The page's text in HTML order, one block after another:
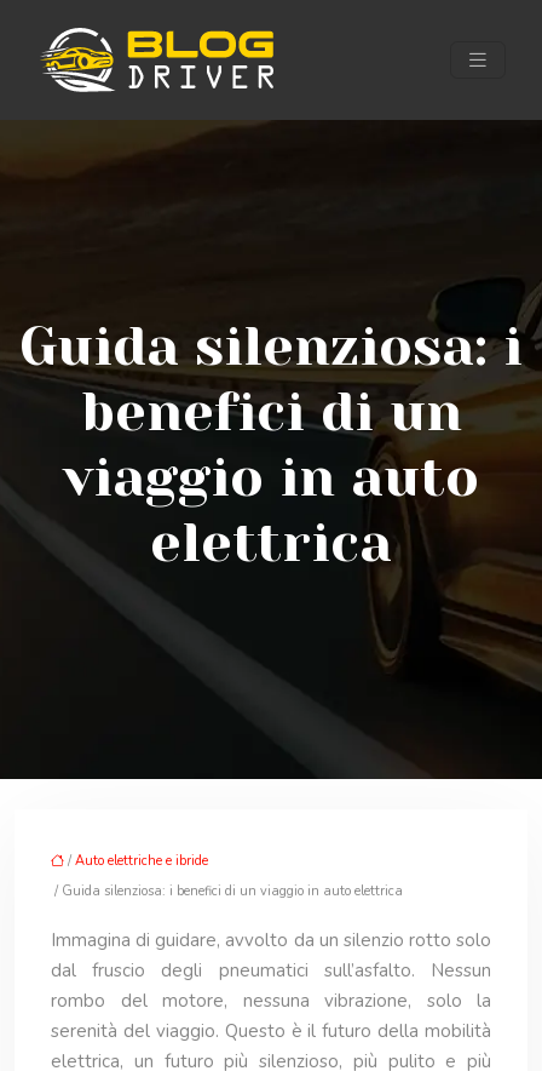
Guida silenziosa: i
benefici di un
viaggio in auto
elettrica
/ Auto elettriche e ibride
/ Guida silenziosa: i benefici di un viaggio in auto elettrica
Immagina di guidare, avvolto da un silenzio rotto solo
dal fruscio degli pneumatici sull’asfalto. Nessun
rombo del motore, nessuna vibrazione, solo la
serenità del viaggio. Questo è il futuro della mobilità
elettrica, un futuro più silenzioso, più pulito e più